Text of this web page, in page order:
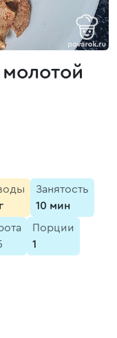
Занятость
10 мин
Порции
1